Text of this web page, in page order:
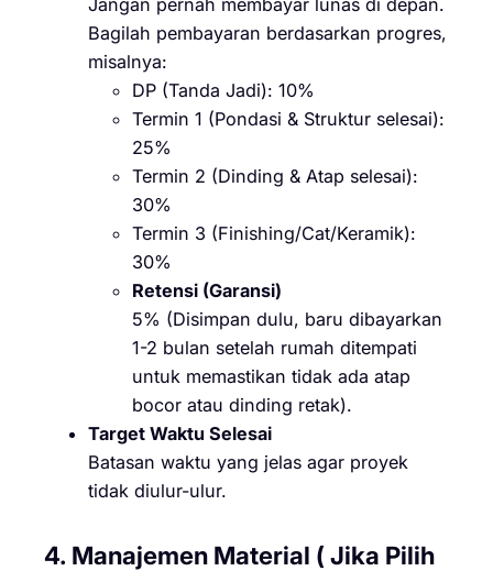
Jangan pernah membayar lunas di depan.
Bagilah pembayaran berdasarkan progres,
misalnya:
DP (Tanda Jadi): 10%
Termin 1 (Pondasi & Struktur selesai):
25%
Termin 2 (Dinding & Atap selesai):
30%
Termin 3 (Finishing/Cat/Keramik):
30%
Retensi (Garansi)
5% (Disimpan dulu, baru dibayarkan
1-2 bulan setelah rumah ditempati
untuk memastikan tidak ada atap
bocor atau dinding retak).
Target Waktu Selesai
Batasan waktu yang jelas agar proyek
tidak diulur-ulur.
4. Manajemen Material ( Jika Pilih